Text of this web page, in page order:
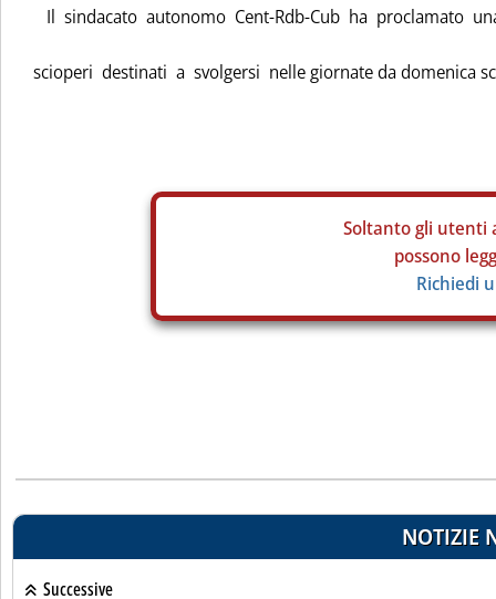
Il sindacato autonomo Cent-Rdb-Cub ha proclamato
scioperi destinati a svolgersi nelle giornate da domenica
Soltanto gli utenti
possono
Richiedi
NOTIZIE
Successive